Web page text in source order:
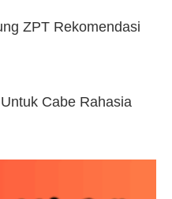
ZPT Rekomendasi
Cabe Rahasia